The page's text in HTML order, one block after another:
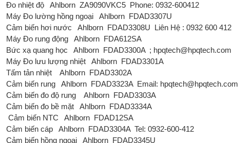
Đo nhiệt độ
Ahlborn ZA9090VKC5 Phone: 0932-600412
Máy Đo lường hồng ngoại
Ahlborn FDAD3307U
Cảm biến hơi nước
Ahlborn FDAD3308U Liên Hệ : 0932 600 412
Máy Đo rung động
Ahlborn FDA612SA
Bức xạ quang học
Ahlborn FDAD3300A ; hpqtech@hpqtech.com
Máy Đo lưu lượng nhiệt
Ahlborn FDAD3301A
Tấm tản nhiệt
Ahlborn FDAD3302A
Cảm biến rung
Ahlborn FDAD3323A Email: hpqtech@hpqtech.com
Cảm biến đo độ rung
Ahlborn FDAD3303A
Cảm biến đo bề mặt
Ahlborn FDAD3334A
Cảm biến NTC
Ahlborn FDAD12SA
Cảm biến cáp
Ahlborn FDAD3304A Tel: 0932-600-412
Cảm biến hồng ngoại
Ahlborn FDAD3345U